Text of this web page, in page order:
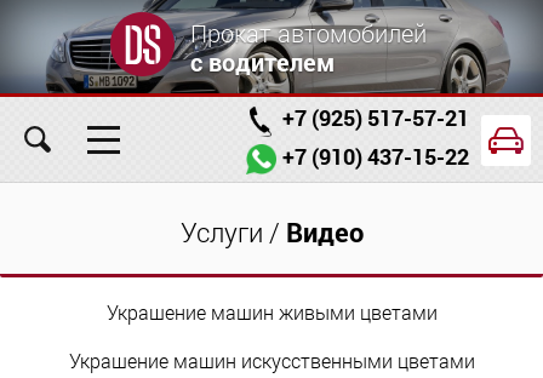
Прокат автомобилей
с водителем
+7 (925) 517-57-21
+7 (910) 437-15-22
Условия аренды Заказ проката онлайн
О компании Отзывы Контакты
Услуги / Видео
Украшение машин живыми цветами
Украшение машин искусственными цветами